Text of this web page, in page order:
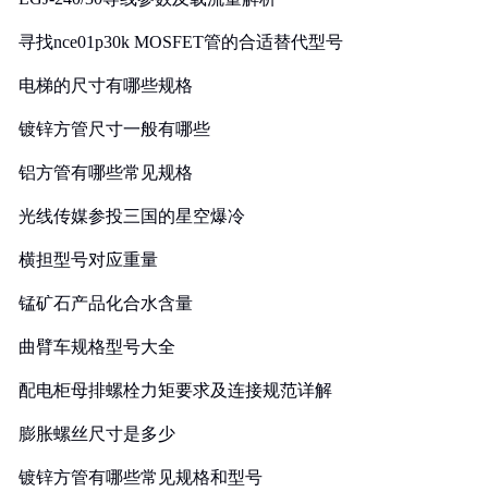
寻找nce01p30k MOSFET管的合适替代型号
电梯的尺寸有哪些规格
镀锌方管尺寸一般有哪些
铝方管有哪些常见规格
光线传媒参投三国的星空爆冷
横担型号对应重量
锰矿石产品化合水含量
曲臂车规格型号大全
配电柜母排螺栓力矩要求及连接规范详解
膨胀螺丝尺寸是多少
镀锌方管有哪些常见规格和型号